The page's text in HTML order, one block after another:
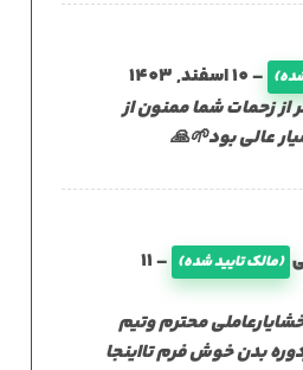
–10 اسفند, 1403
از زحمات شما ممنون از
عالی بود🌱🙏
(مالک تایید شده) –
11
محترم وتیم
بدن خوش فرم تااینجا